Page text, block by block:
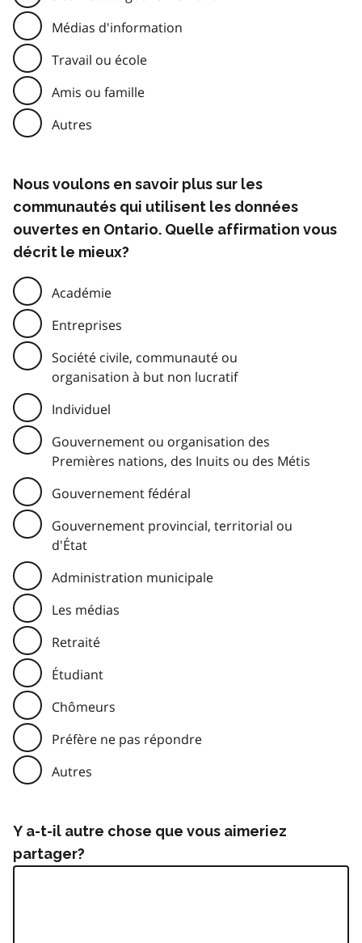
Médias d'information
Travail ou école
Amis ou famille
Autres
Nous voulons en savoir plus sur les
communautés qui utilisent les données
ouvertes en Ontario. Quelle affirmation vous
décrit le mieux?
Académie
Entreprises
Société civile, communauté ou
organisation à but non lucratif
Individuel
Gouvernement ou organisation des
Premières nations, des Inuits ou des Métis
Gouvernement fédéral
Gouvernement provincial, territorial ou
d'État
Administration municipale
Les médias
Retraité
Étudiant
Chômeurs
Préfère ne pas répondre
Autres
Y a-t-il autre chose que vous aimeriez
partager?